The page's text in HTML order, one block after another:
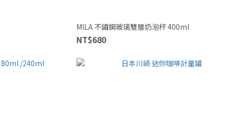
MILA 不鏽鋼玻璃雙層奶泡杯 400ml
NT$680